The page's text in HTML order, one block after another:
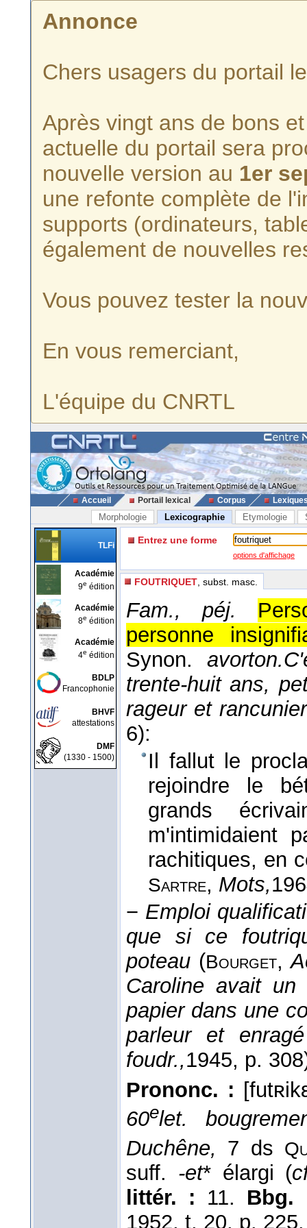
Annonce
Chers usagers du portail
Après vingt ans de bons
actuelle du portail sera
nouvelle version au 1er
une refonte complète de
supports (ordinateurs,
également de nouvelles
Vous pouvez tester la
En vous remerciant,
L'équipe du CNRTL
Accueil Portail lexical Corpus
Morphologie Lexicographie Etymologie
TLFi
Académie
9e édition
Académie
8e édition
Académie
4e édition
BDLP
Francophonie
BHVF
attestations
DMF
(1330 - 1500)
Entrez une forme
options d'affichage
FOUTRIQUET , subst. masc.
Fam., péj.
personne
Synon. avorton.
trente-huit ans,
rageur et rancunier
6):
Il fallut le
rejoindre le
grands
m'intimidaient
rachitiques, en
Sartre, Mots,
− Emploi
que si ce
poteau (Bourget,
Caroline avait
papier dans une
parleur et
foudr.,1945, p.
Prononc. :
60elet.
Duchêne, 7 ds
suff. -et* élargi (
littér. : 11. Bbg.
1952, t. 20, p.